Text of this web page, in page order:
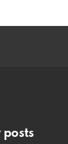
posts